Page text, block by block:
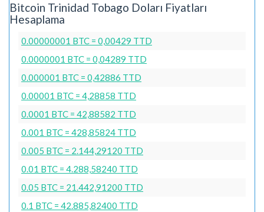
Bitcoin Trinidad Tobago Doları Fiyatları
Hesaplama
0.00000001 BTC = 0,00429 TTD
0.0000001 BTC = 0,04289 TTD
0.000001 BTC = 0,42886 TTD
0.00001 BTC = 4,28858 TTD
0.0001 BTC = 42,88582 TTD
0.001 BTC = 428,85824 TTD
0.005 BTC = 2.144,29120 TTD
0.01 BTC = 4.288,58240 TTD
0.05 BTC = 21.442,91200 TTD
0.1 BTC = 42.885,82400 TTD